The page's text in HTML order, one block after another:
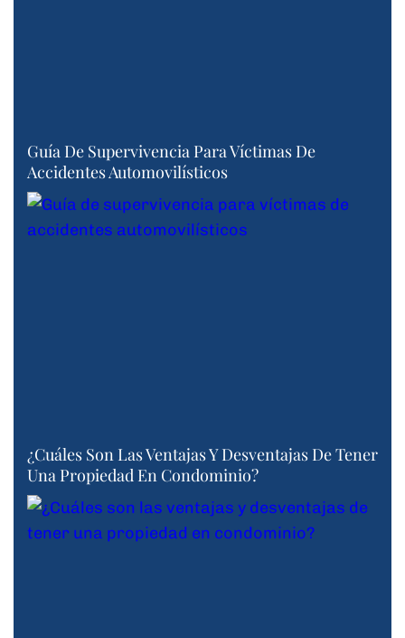
Guía De Supervivencia Para Víctimas De
Accidentes Automovilísticos
¿Cuáles Son Las Ventajas Y Desventajas De Tener
Una Propiedad En Condominio?